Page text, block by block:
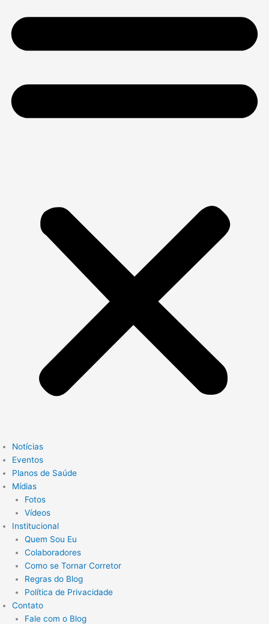
Notícias
Eventos
Planos de Saúde
Mídias
Fotos
Vídeos
Institucional
Quem Sou Eu
Colaboradores
Como se Tornar Corretor
Regras do Blog
Política de Privacidade
Contato
Fale com o Blog